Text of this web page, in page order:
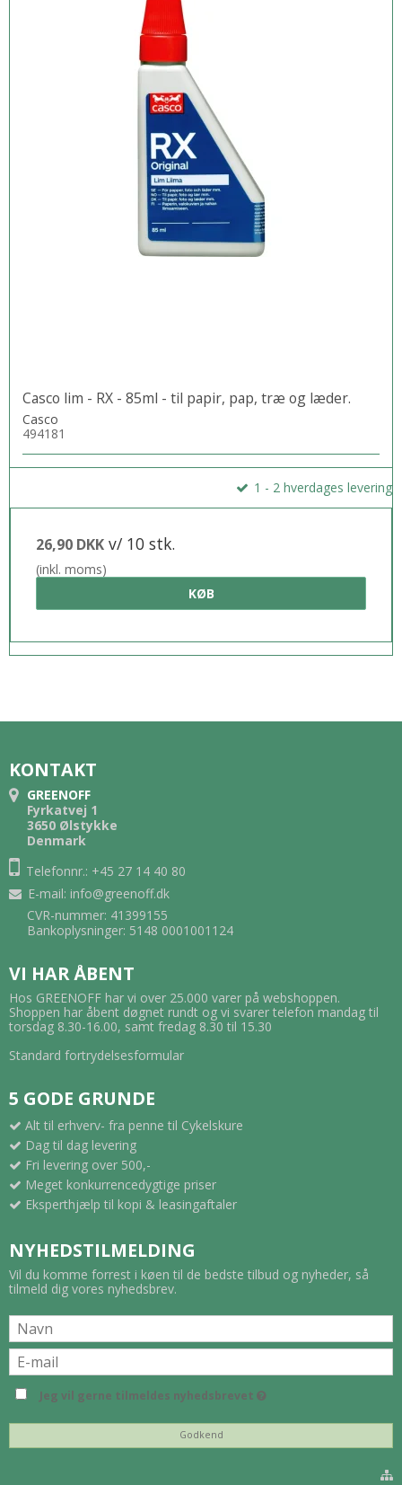
Casco lim - RX - 85ml - til papir, pap, træ og læder.
Casco
494181
1 - 2 hverdages levering
26,90 DKK v/ 10 stk.
(inkl. moms)
KØB
KONTAKT
GREENOFF
Fyrkatvej 1
3650 Ølstykke
Denmark
Telefonnr.: +45 27 14 40 80
E-mail: info@greenoff.dk
CVR-nummer: 41399155
Bankoplysninger: 5148 0001001124
VI HAR ÅBENT
Hos GREENOFF har vi over 25.000 varer på webshoppen.
Shoppen har åbent døgnet rundt og vi svarer telefon mandag til
torsdag 8.30-16.00, samt fredag 8.30 til 15.30
Standard fortrydelsesformular
5 GODE GRUNDE
Alt til erhverv- fra penne til Cykelskure
Dag til dag levering
Fri levering over 500,-
Meget konkurrencedygtige priser
Eksperthjælp til kopi & leasingaftaler
NYHEDSTILMELDING
Vil du komme forrest i køen til de bedste tilbud og nyheder, så
tilmeld dig vores nyhedsbrev.
Jeg vil gerne tilmeldes nyhedsbrevet
Godkend